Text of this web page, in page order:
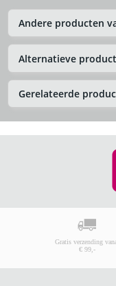
Andere producten
Alternatieve
Gerelateerde
Gratis verzending
€ 99,-